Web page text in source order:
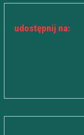
udostępnij na: